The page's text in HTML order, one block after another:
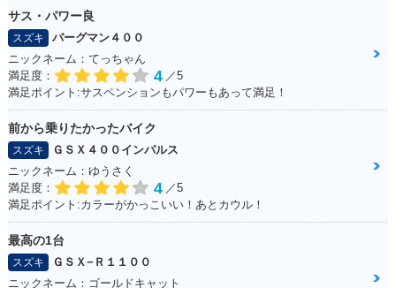
サス・パワー良
スズキ
バーグマン４００
ニックネーム：てっちゃん
満足度：
4 ／5
満足ポイント:サスペンションもパワーもあって満足！
前から乗りたかったバイク
スズキ
ＧＳＸ４００インパルス
ニックネーム：ゆうさく
満足度：
4 ／5
満足ポイント:カラーがかっこいい！あとカウル！
最高の1台
スズキ
ＧＳＸ−Ｒ１１００
ニックネーム：ゴールドキャット